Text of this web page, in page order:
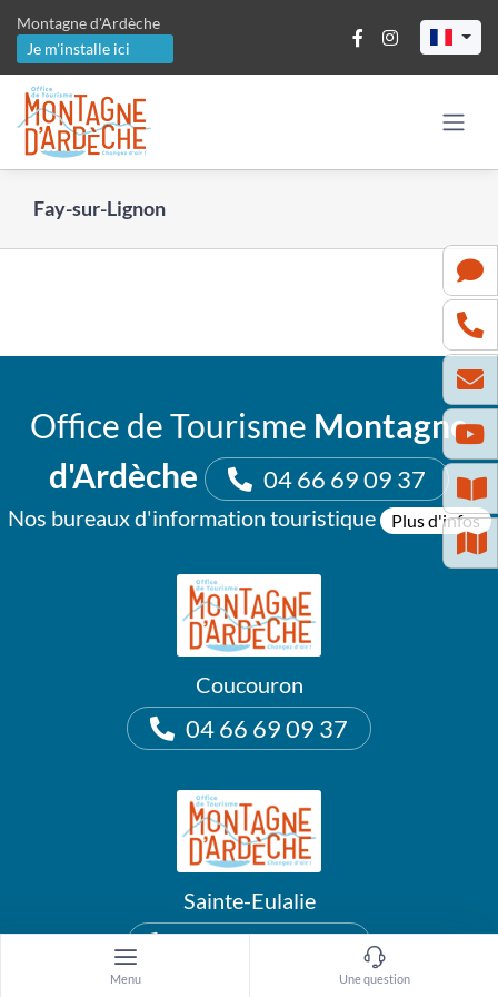
contenu
Montagne d'Ardèche
Je m'installe ici
Fay-sur-Lignon
Office de Tourisme Montagne
d'Ardèche
04 66 69 09 37
Nos bureaux d'information touristique Plus d'infos
Coucouron
04 66 69 09 37
Sainte-Eulalie
04 75 38 89 78
Menu Une question